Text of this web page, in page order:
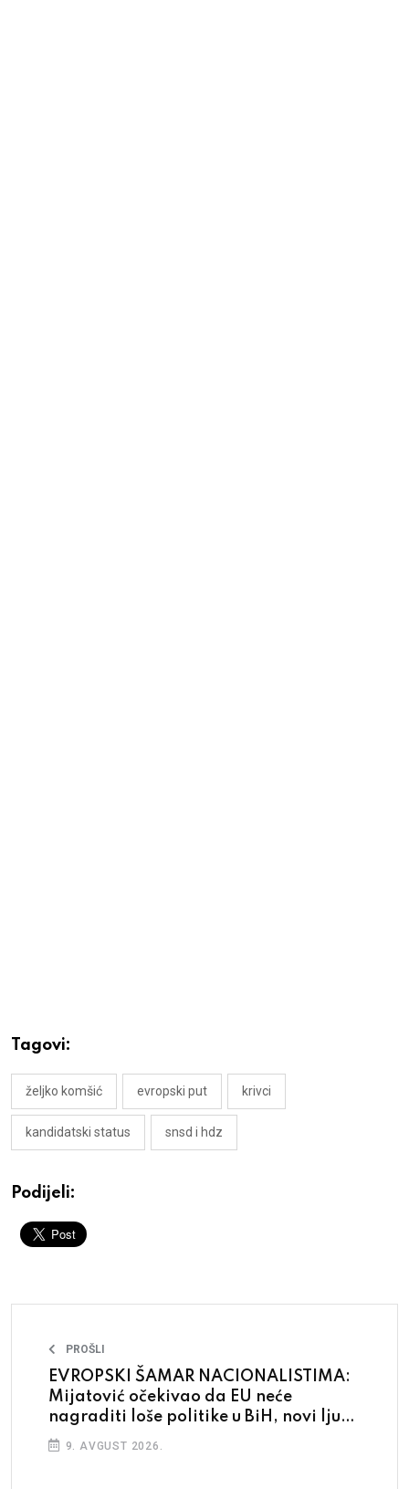
Tagovi:
željko komšić evropski put krivci
kandidatski status snsd i hdz
Podijeli:
PROŠLI
EVROPSKI ŠAMAR NACIONALISTIMA:
Mijatović očekivao da EU neće
nagraditi loše politike u BiH, novi ljudi
za bolju državu
9. AVGUST 2026.